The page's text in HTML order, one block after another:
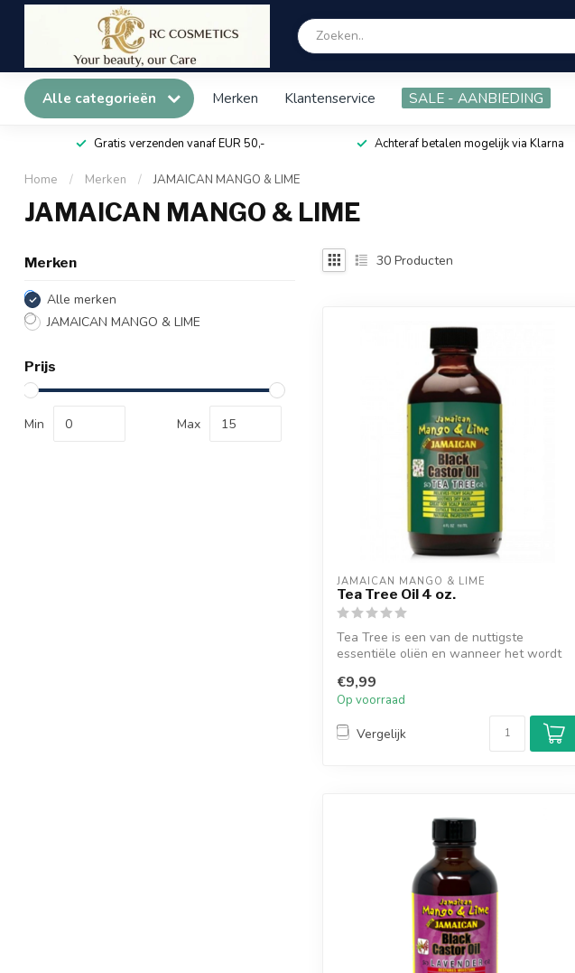
Alle categorieën Merken Klantenservice SALE - AANBIEDING
Gratis verzenden vanaf EUR 50,- Achteraf betalen mogelijk via Klarna
Home / Merken / JAMAICAN MANGO & LIME
JAMAICAN MANGO & LIME
Merken
Alle merken
JAMAICAN MANGO & LIME
Prijs
Min Max
30 Producten
JAMAICAN MANGO & LIME
Tea Tree Oil 4 oz.
Tea Tree is een van de nuttigste
essentiële oliën en wanneer het wordt
€9,99
Op voorraad
Vergelijk